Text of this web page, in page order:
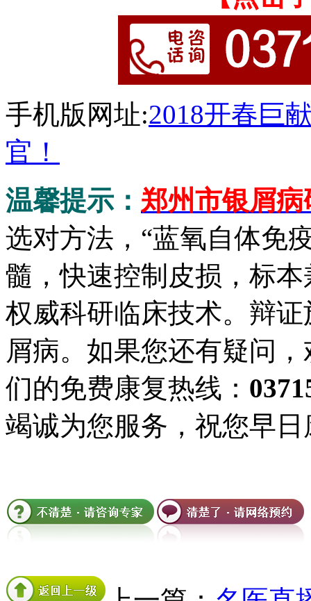
手机版网址:2018开春巨
官！
温馨提示： 郑州市银屑病
选对方法，“蓝氧自体免
髓，快速控制皮损，标
权威科研临床技术。辩
屑病。如果您还有疑问
们的免费康复热线：
竭诚为您服务，祝您早日